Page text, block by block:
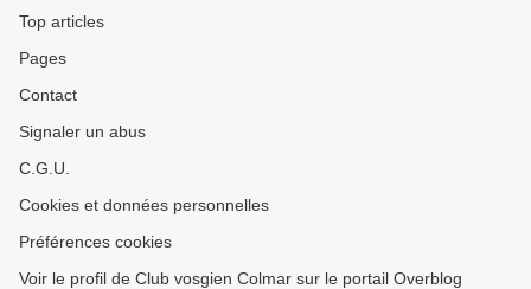
Top articles
Pages
Contact
Signaler un abus
C.G.U.
Cookies et données personnelles
Préférences cookies
Voir le profil de Club vosgien Colmar sur le portail Overblog